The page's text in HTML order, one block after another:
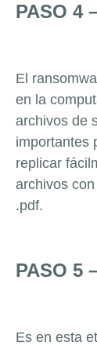
PASO 4
El
en la
archivos de
importantes
replicar
archivos
.pdf.
PASO 5
Es en esta